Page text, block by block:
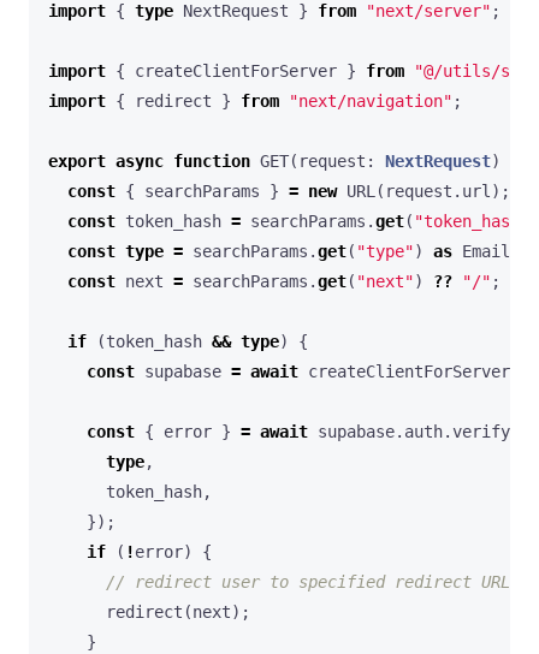
import { type NextRequest } from "next/server" ;
import { createClientForServer } from
"@/utils/
import { redirect } from "next/navigation" ;
export async function GET( request : NextRequest)
const { searchParams } = new URL ( request . url );
const token_hash = searchParams .get( "token_hash"
const type = searchParams .get( "type") as
const next = searchParams .get( "next") ?? "/" ;
if (token_hash && type)
{
const supabase = await createClientForServer
const { error } = await supabase. auth.verifyOtp
type,
token_hash,
});
if
( !error) {
redirect (next);
}